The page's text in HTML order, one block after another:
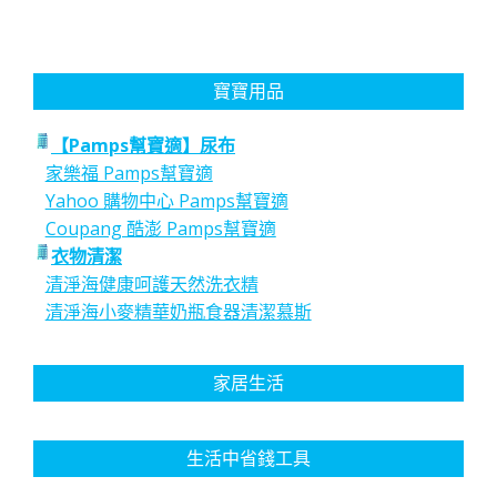
寶寶用品
【Pamps幫寶適】尿布
家樂福 Pamps幫寶適
Yahoo 購物中心 Pamps幫寶適
Coupang 酷澎 Pamps幫寶適
衣物清潔
清淨海健康呵護天然洗衣精
清淨海小麥精華奶瓶食器清潔慕斯
家居生活
生活中省錢工具